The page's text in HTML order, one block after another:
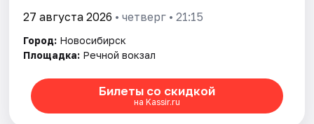
27 августа 2026 • четверг • 21:15
Город: Новосибирск
Площадка: Речной вокзал
Билеты со скидкой
на Kassir.ru